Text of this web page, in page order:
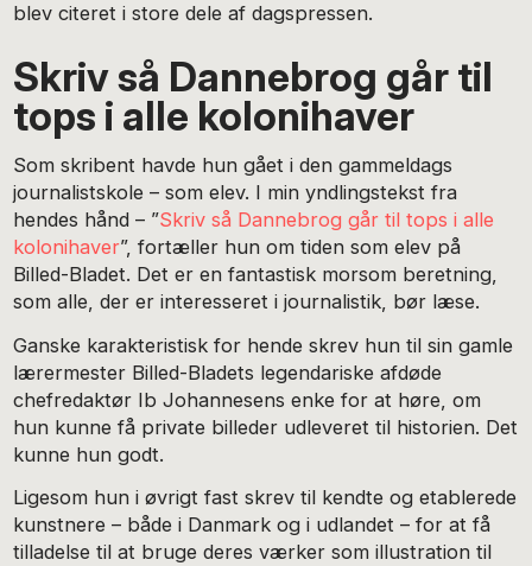
blev citeret i store dele af dagspressen.
Skriv så Dannebrog går til
tops i alle kolonihaver
Som skribent havde hun gået i den gammeldags
journalistskole – som elev. I min yndlingstekst fra
hendes hånd – ”Skriv så Dannebrog går til tops i alle
kolonihaver”, fortæller hun om tiden som elev på
Billed-Bladet. Det er en fantastisk morsom beretning,
som alle, der er interesseret i journalistik, bør læse.
Ganske karakteristisk for hende skrev hun til sin gamle
lærermester Billed-Bladets legendariske afdøde
chefredaktør Ib Johannesens enke for at høre, om
hun kunne få private billeder udleveret til historien. Det
kunne hun godt.
Ligesom hun i øvrigt fast skrev til kendte og etablerede
kunstnere – både i Danmark og i udlandet – for at få
tilladelse til at bruge deres værker som illustration til